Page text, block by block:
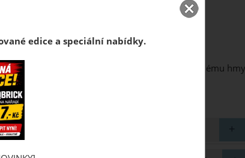
obklad Exclusive Snow
obklad je antistatický, odolný vůči dřevokaznému
edice a speciální nabídky.